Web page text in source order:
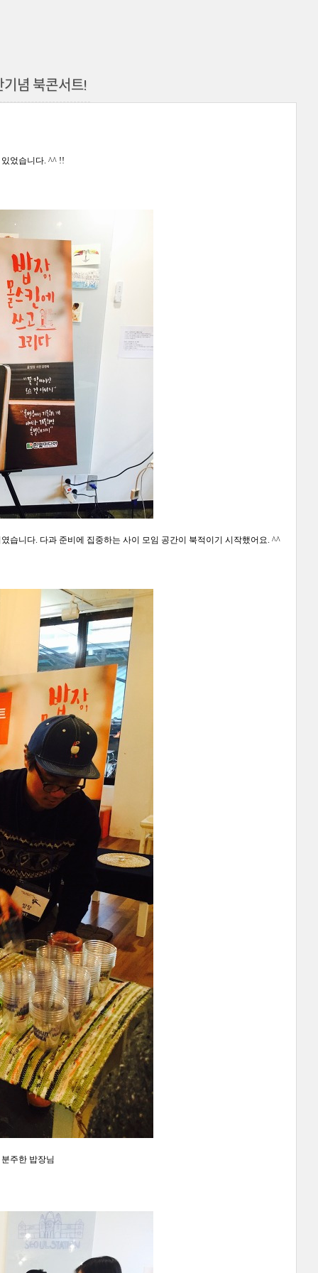
념 북콘서트!
었습니다. ^^ !!
습니다. 다과 준비에 집중하는 사이 모임 공간이 북적이기 시작했어요. ^^
주한 밥장님